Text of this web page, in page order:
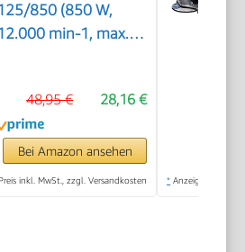
850 (850 W,
min-1, max.
Scheibendurchmesser
mm,
Wiederanlaufschutz,
Trennscheibe)
28,16 €
48,95 €
Bei Amazon ansehen
inkl. MwSt., zzgl. Versandkosten * Anzeige